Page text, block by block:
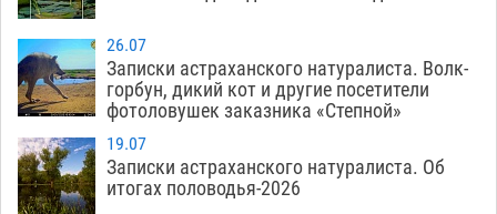
26.07
Записки астраханского натуралиста. Волк-
горбун, дикий кот и другие посетители
фотоловушек заказника «Степной»
19.07
Записки астраханского натуралиста. Об
итогах половодья-2026